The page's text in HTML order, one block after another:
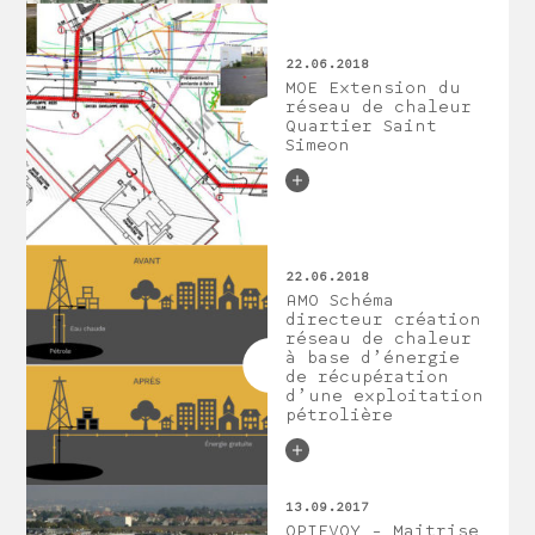
22.06.2018
MOE Extension du
réseau de chaleur
Quartier Saint
Simeon
22.06.2018
AMO Schéma
directeur création
réseau de chaleur
à base d’énergie
de récupération
d’une exploitation
pétrolière
13.09.2017